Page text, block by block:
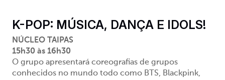
K-POP: MÚSICA, DANÇA E IDOLS!
NÚCLEO TAIPAS
15h30 às 16h30
O grupo apresentará coreografias de grupos
conhecidos no mundo todo como BTS, Blackpink,